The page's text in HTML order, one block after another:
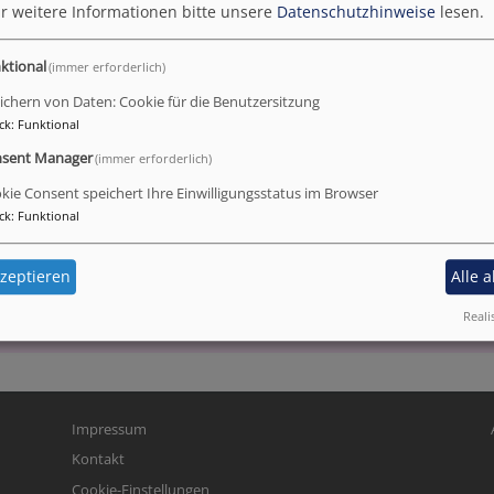
Freue dich und sei fröhlich von ganzem Herzen, du
Frieden verkündigt euch, die ihr fern wart, und
Fußbereichsmenü
Impressum
Kontakt
Cookie-Einstellungen
weitere Informationen bitte unsere Datenschutzhinweise lesen.
(immer erforderlich)
von Daten: Cookie für die Benutzersitzung
: Funktional
Manager(immer erforderlich)
Consent speichert Ihre Einwilligungsstatus im Browser
: Funktional
Alle